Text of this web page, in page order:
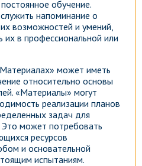
обучение.
напоминание о
возможностей и умений,
их в профессиональной или
может иметь
относительно основы
«Материалы» могут
реализации планов
задач для
Это может потребовать
ресурсов
и основательной
испытаниям.